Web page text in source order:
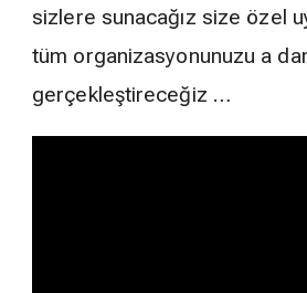
sizlere sunacağız size özel
tüm organizasyonunuzu a
gerçekleştireceğiz …